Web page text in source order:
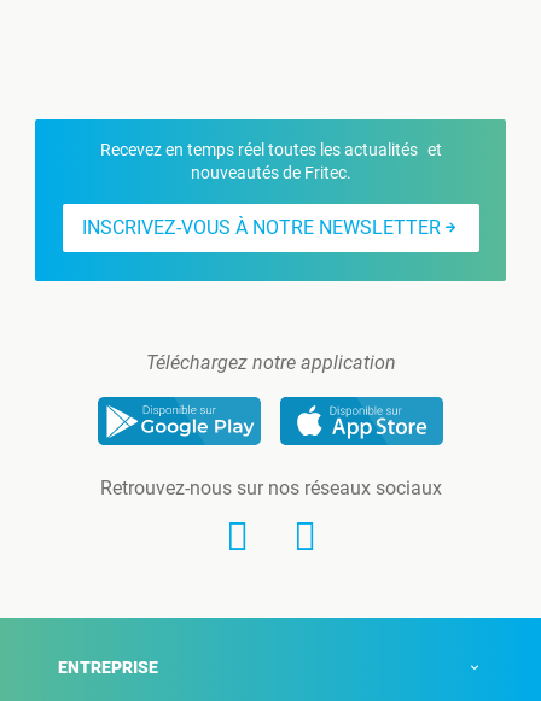
Recevez en temps réel toutes les actualités et
nouveautés de Fritec.
INSCRIVEZ-VOUS À NOTRE NEWSLETTER
Téléchargez notre application
Retrouvez-nous sur nos réseaux sociaux
ENTREPRISE